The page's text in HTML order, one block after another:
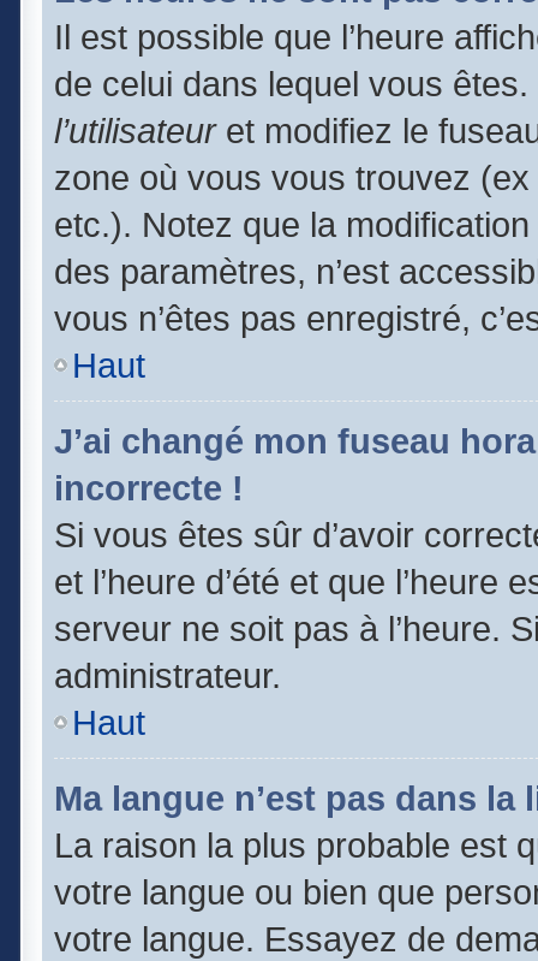
Il est possible que l’heure
de celui dans lequel vous
l’utilisateuret modifiez le
zone où vous vous trouvez
etc.). Notez que la
des paramètres, n’est
vous n’êtes pas enregistré,
Haut
J’ai changé mon fuseau
incorrecte !
Si vous êtes sûr d’avoir
et l’heure d’été et que
serveur ne soit pas à l’heure.
administrateur.
Haut
Ma langue n’est pas dans la
La raison la plus probable est
votre langue ou bien que
votre langue. Essayez de